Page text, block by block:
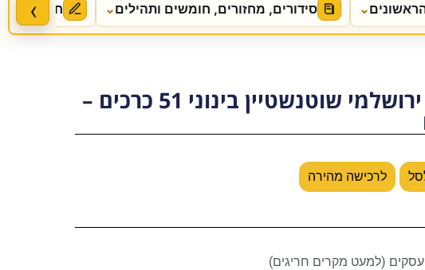
‹ ⌄ סידורים, מחזורים, חומשים ותהילים⌄ חידושים,
ש"ס תלמוד ירושלמי שוטנשטיין בינוני 51 כרכים –
לרכישה מהירה